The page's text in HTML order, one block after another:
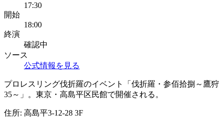
17:30
開始
18:00
終演
確認中
ソース
公式情報を見る
プロレスリング伐折羅のイベント「伐折羅・参佰拾捌～鷹狩
35～」。東京・高島平区民館で開催される。
住所: 高島平3-12-28 3F